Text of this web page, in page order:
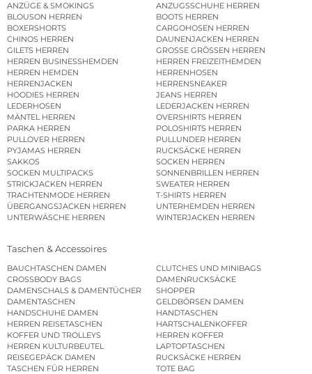
ANZÜGE & SMOKINGS
ANZUGSSCHUHE HERREN
BLOUSON HERREN
BOOTS HERREN
BOXERSHORTS
CARGOHOSEN HERREN
CHINOS HERREN
DAUNENJACKEN HERREN
GILETS HERREN
GROSSE GRÖSSEN HERREN
HERREN BUSINESSHEMDEN
HERREN FREIZEITHEMDEN
HERREN HEMDEN
HERRENHOSEN
HERRENJACKEN
HERRENSNEAKER
HOODIES HERREN
JEANS HERREN
LEDERHOSEN
LEDERJACKEN HERREN
MÄNTEL HERREN
OVERSHIRTS HERREN
PARKA HERREN
POLOSHIRTS HERREN
PULLOVER HERREN
PULLUNDER HERREN
PYJAMAS HERREN
RUCKSÄCKE HERREN
SAKKOS
SOCKEN HERREN
SOCKEN MULTIPACKS
SONNENBRILLEN HERREN
STRICKJACKEN HERREN
SWEATER HERREN
TRACHTENMODE HERREN
T-SHIRTS HERREN
ÜBERGANGSJACKEN HERREN
UNTERHEMDEN HERREN
UNTERWÄSCHE HERREN
WINTERJACKEN HERREN
Taschen & Accessoires
BAUCHTASCHEN DAMEN
CLUTCHES UND MINIBAGS
CROSSBODY BAGS
DAMENRUCKSÄCKE
DAMENSCHALS & DAMENTÜCHER
SHOPPER
DAMENTASCHEN
GELDBÖRSEN DAMEN
HANDSCHUHE DAMEN
HANDTASCHEN
HERREN REISETASCHEN
HARTSCHALENKOFFER
KOFFER UND TROLLEYS
HERREN KOFFER
HERREN KULTURBEUTEL
LAPTOPTASCHEN
REISEGEPÄCK DAMEN
RUCKSÄCKE HERREN
TASCHEN FÜR HERREN
TOTE BAG